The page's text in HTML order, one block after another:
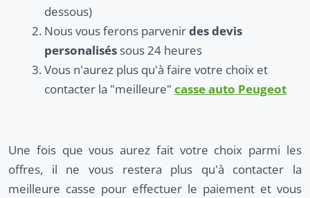
dessous)
Nous vous ferons parvenirdes devis
personalisés sous 24 heures
Vous n'aurez plus qu'à faire votre choix et
contacter la "meilleure" casse auto Peugeot
Une fois que vous aurez fait votre choix parmi les
offres, il ne vous restera plus qu'à contacter la
meilleure casse pour effectuer le paiement et vous